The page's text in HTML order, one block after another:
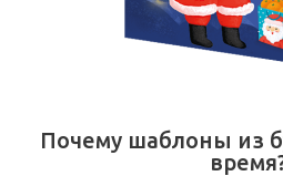
Почему шаблоны из